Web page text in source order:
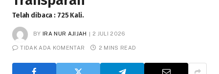
Telah dibaca : 725 Kali.
BY IRA NUR AJIJAH 2 JULI 2026
TIDAK ADA KOMENTAR 2 MINS READ